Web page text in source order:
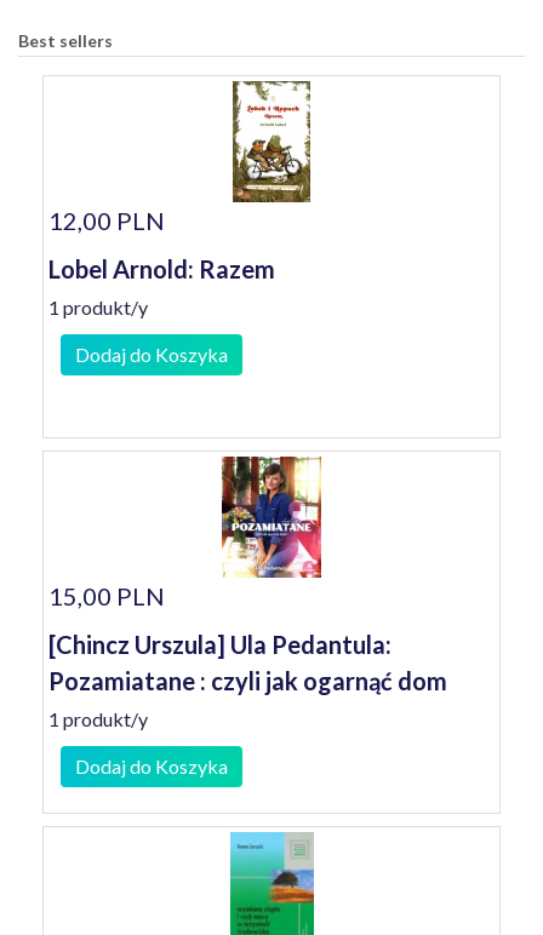
Best sellers
12,00 PLN
Lobel Arnold: Razem
1 produkt/y
Dodaj do Koszyka
15,00 PLN
[Chincz Urszula] Ula Pedantula:
Pozamiatane : czyli jak ogarnąć dom
1 produkt/y
Dodaj do Koszyka